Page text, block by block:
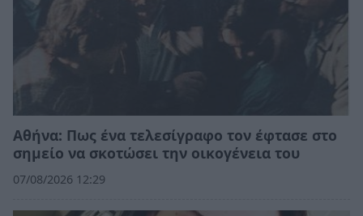
Αθήνα: Πως ένα τελεσίγραφο τον έφτασε στο
σημείο να σκοτώσει την οικογένεια του
07/08/2026 12:29